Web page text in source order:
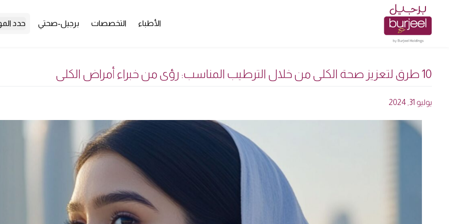
الأطباء التخصصات برجيل-صحتي حدد
10 طرق لتعزيز صحة الكلى من خلال الترطيب المناسب: رؤى من خبراء أمراض الكلى
يوليو 31, 2024